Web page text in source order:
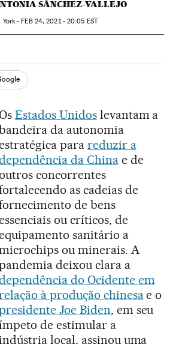
SÁNCHEZ-VALLEJO
York -FEB24, 2021 - 20:05 EST
en TwitterRedes Sociales
Os Estados Unidoslevantam a
da autonomia
para reduzir a
da Chinae de
concorrentes
as cadeias de
de bens
ou críticos, de
sanitário a
ou minerais. A
deixou clara a
do Ocidente em
à produção chinesae o
Joe Biden, em seu
ímpeto de estimular a
local, assinou uma